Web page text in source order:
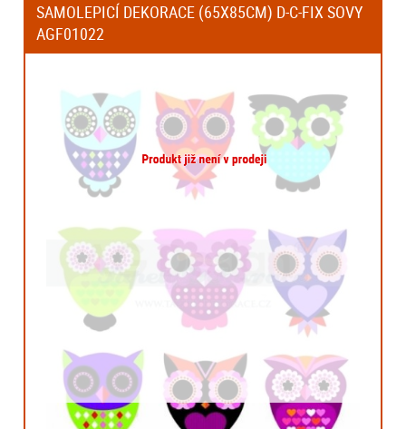
SAMOLEPICÍ DEKORACE (65X85CM) D-C-FIX SOVY
AGF01022